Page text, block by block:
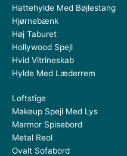
Hattehylde Med Bøjlestang
Hjørnebænk
Høj Taburet
Hollywood Spejl
Hvid Vitrineskab
Hylde Med Læderrem
Loftstige
Makeup Spejl Med Lys
Marmor Spisebord
Metal Reol
Ovalt Sofabord